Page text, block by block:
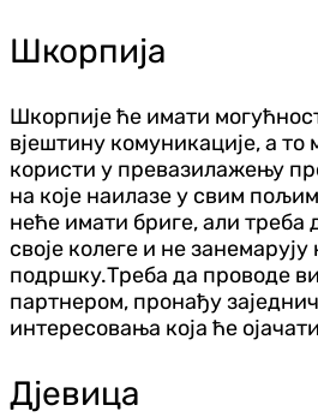
Шкорпија
Шкорпије ће имати
вјештину комуникације, а
користи у превазилажењу
на које наилазе у свим
неће имати бриге, али треба
своје колеге и не
подршку.Треба да проводе
партнером, пронађу
интересовања која ће
Дјевица